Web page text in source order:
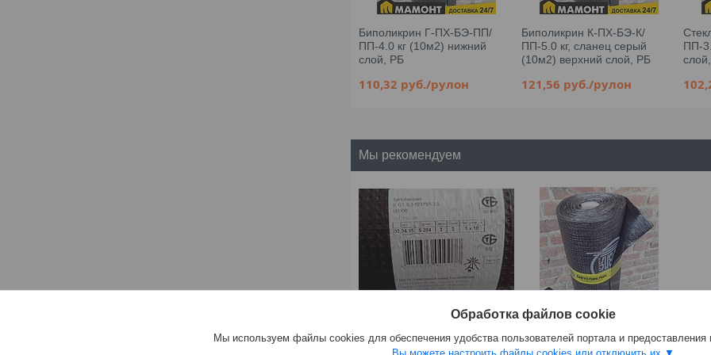
Биполикрин Г-ПХ-БЭ-ПП/
ПП-4.0 кг (10м2) нижний
слой, РБ
110,32 руб./рулон
Биполикрин К-ПХ-БЭ-К/
ПП-5.0 кг, сланец серый
(10м2) верхний слой, РБ
121,56 руб./рулон
ПП-
Мы рекомендуем
Биполикрин К-СТ-Б-ПП/
ПП-3,5 (10м2) нижний слой,
Биполикрин К-СТ-БЭ-К/
ПП-5.0 кг, сланец серый
(10м2) верхний слой, РБ
кг,
Обработка файлов cookie
Мы используем файлы cookies для обеспечения удобства пользователей портала и предоставления